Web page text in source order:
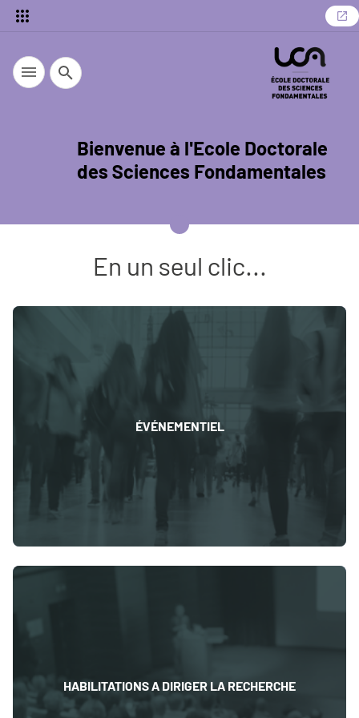
Recherche
Bienvenue à l'Ecole Doctorale
des Sciences Fondamentales
En un seul clic...
ÉVÉNEMENTIEL
HABILITATIONS A DIRIGER LA RECHERCHE